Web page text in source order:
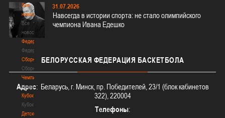
Все
новости
Все
новости
Федерация
Федерация
Сборные
Сборные
Чемпионат
Чемпионат
Кубок
Кубок
Детско-
31.07.2026
Навсегда в истории спорта: не стало олимпийского
чемпиона Ивана Едешко
БЕЛОРУССКАЯ ФЕДЕРАЦИЯ БАСКЕТБОЛА
Адрес: Беларусь, г. Минск, пр. Победителей, 23/1 (блок кабинетов
322), 220004
Телефоны: